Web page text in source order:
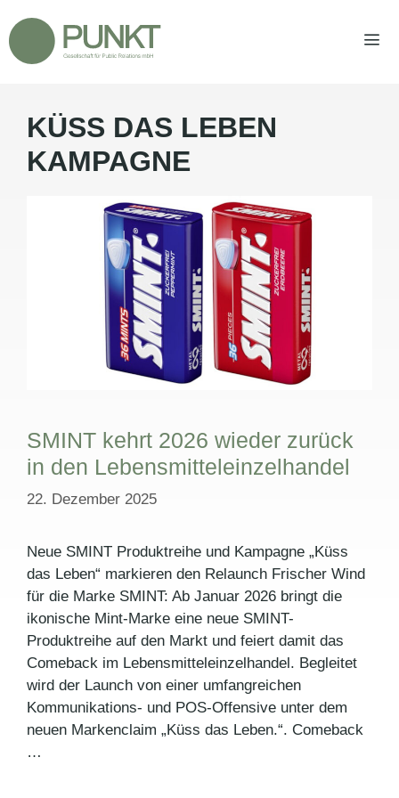
Inhalt
springen
KÜSS DAS LEBEN
KAMPAGNE
SMINT kehrt 2026 wieder zurück
in den Lebensmitteleinzelhandel
22. Dezember 2025
Neue SMINT Produktreihe und Kampagne „Küss
das Leben“ markieren den Relaunch Frischer Wind
für die Marke SMINT: Ab Januar 2026 bringt die
ikonische Mint-Marke eine neue SMINT-
Produktreihe auf den Markt und feiert damit das
Comeback im Lebensmitteleinzelhandel. Begleitet
wird der Launch von einer umfangreichen
Kommunikations- und POS-Offensive unter dem
neuen Markenclaim „Küss das Leben.“. Comeback
…